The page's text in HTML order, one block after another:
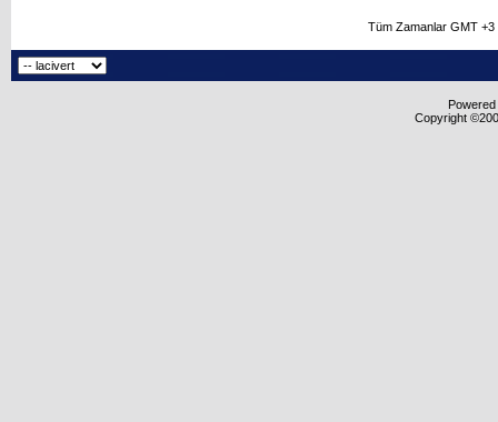
Tüm Zamanlar GMT
Copyright